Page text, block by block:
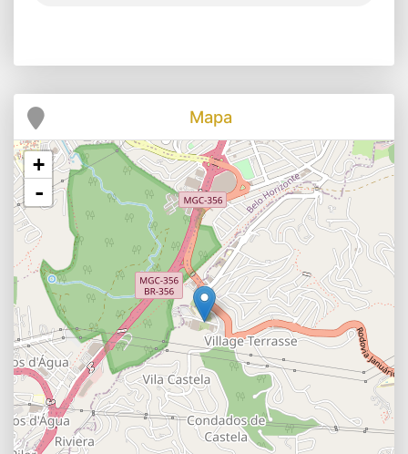
Mapa
+
-